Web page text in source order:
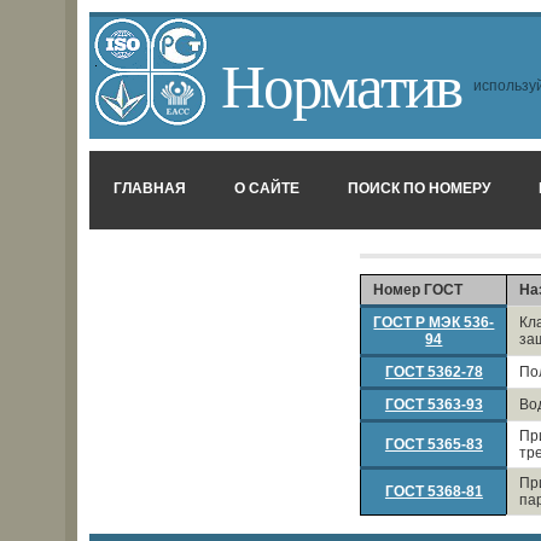
Норматив
ГЛАВНАЯ О САЙТЕ ПОИСК ПО НОМЕРУ
Номер ГОСТ
ГОСТ Р МЭК 536-
94
ГОСТ 5362-78
ГОСТ 5363-93
ГОСТ 5365-83
ГОСТ 5368-81